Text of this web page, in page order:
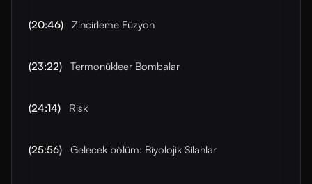
(20:46) Zincirleme Füzyon
(23:22) Termonükleer Bombalar
(24:14) Risk
(25:56) Gelecek bölüm: Biyolojik Silahlar